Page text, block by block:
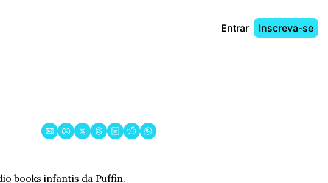
Entrar Inscreva-se